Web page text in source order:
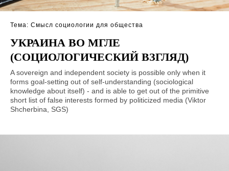
Тема: Смысл социологии для общества
УКРАИНА ВО МГЛЕ
(СОЦИОЛОГИЧЕСКИЙ ВЗГЛЯД)
A sovereign and independent society is possible only when it
forms goal-setting out of self-understanding (sociological
knowledge about itself) - and is able to get out of the primitive
short list of false interests formed by politicized media (Viktor
Shcherbina, SGS)